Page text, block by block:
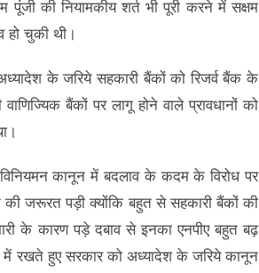
की नियामकीय शर्त भी पूरी करने में सक्षम
हो चुकी थी।
के जरिये सहकारी बैंकों को रिजर्व बैंक के
बैंकों पर लागू होने वाले प्रावधानों को
कानून में बदलाव के कदम के विरोध पर
की जरूरत पड़ी क्योंकि बहुत से सहकारी बैंकों की
के कारण पड़े दबाव से इनका एनपीए बहुत बढ़
में रखते हुए सरकार को अध्यादेश के जरिये कानून